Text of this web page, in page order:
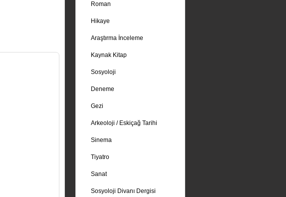
Roman
Hikaye
Araştırma İnceleme
Kaynak Kitap
Sosyoloji
Deneme
Gezi
Arkeoloji / Eskiçağ Tarihi
Sinema
Tiyatro
Sanat
Sosyoloji Divanı Dergisi